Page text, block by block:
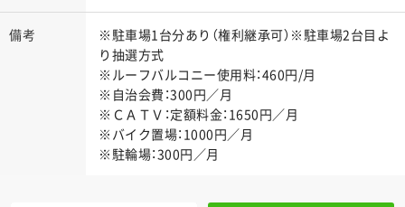
備考
※駐車場1台分あり（権利継承可）※駐車場2台目よ
り抽選方式
※ルーフバルコニー使用料：460円/月
※自治会費：300円／月
※ＣＡＴＶ：定額料金：1650円／月
※バイク置場：1000円／月
※駐輪場：300円／月